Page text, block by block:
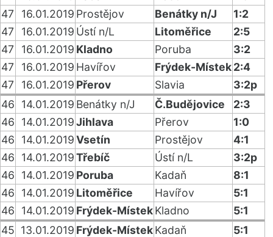
47
16.01.2019 Prostějov Benátky n/J
1:2
47
16.01.2019 Ústí n/L Litoměřice
2:5
47
16.01.2019 Kladno Poruba
3:2
47
16.01.2019 Havířov Frýdek-Místek2:4
47
16.01.2019 Přerov Slavia
3:2p
46
14.01.2019 Benátky n/J Č.Budějovice
2:3
46
14.01.2019Jihlava Přerov
1:0
46
14.01.2019Vsetín Prostějov
4:1
46
14.01.2019Třebíč Ústí n/L
3:2p
46
14.01.2019 Poruba Kadaň
8:1
46
14.01.2019 Litoměřice Havířov
5:1
46
14.01.2019 Frýdek-MístekKladno
5:1
45 13.01.2019 Frýdek-MístekKadaň
5:1